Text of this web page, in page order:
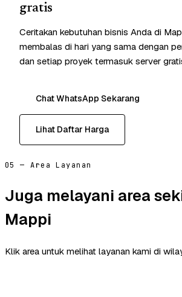
gratis
Ceritakan kebutuhan bisnis Anda di
membalas di hari yang sama dengan
dan setiap proyek termasuk server
Chat WhatsApp Sekarang
Lihat Daftar Harga
05 — Area Layanan
Juga melayani area
Mappi
Klik area untuk melihat layanan kami di